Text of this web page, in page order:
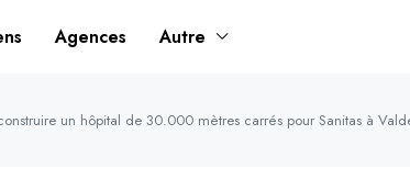
Agences Autre
un hôpital de 30.000 mètres carrés pour Sanitas à